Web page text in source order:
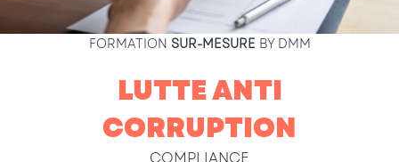
FORMATION SUR-MESURE BY DMM
LUTTE ANTI
CORRUPTION